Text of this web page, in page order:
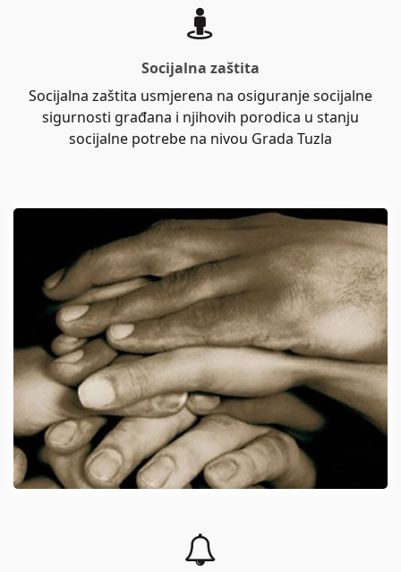
Socijalna zaštita
Socijalna zaštita usmjerena na osiguranje socijalne
sigurnosti građana i njihovih porodica u stanju
socijalne potrebe na nivou Grada Tuzla